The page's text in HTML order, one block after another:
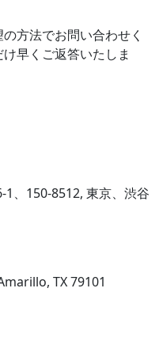
方法でお問い合わせく
早くご返答いたしま
1、150-8512, 東京、渋谷
TX 79101